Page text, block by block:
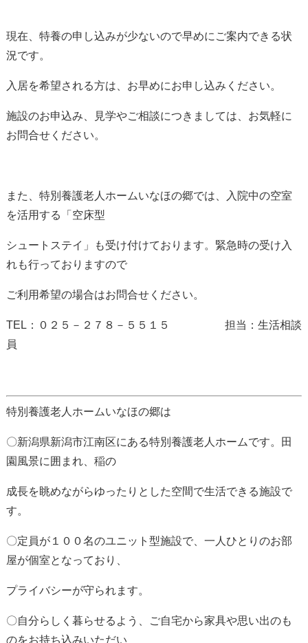
現在、特養の申し込みが少ないので早めにご案内できる状
況です。
入居を希望される方は、お早めにお申し込みください。
施設のお申込み、見学やご相談につきましては、お気軽に
お問合せください。
また、特別養護老人ホームいなほの郷では、入院中の空室
を活用する「空床型
シュートステイ」も受け付けております。緊急時の受け入
れも行っておりますので
ご利用希望の場合はお問合せください。
TEL：０２５－２７８－５５１５ 担当：生活相談
員
特別養護老人ホームいなほの郷は
〇新潟県新潟市江南区にある特別養護老人ホームです。田
園風景に囲まれ、稲の
成長を眺めながらゆったりとした空間で生活できる施設で
す。
〇定員が１００名のユニット型施設で、一人ひとりのお部
屋が個室となっており、
プライバシーが守られます。
〇自分らしく暮らせるよう、ご自宅から家具や思い出のも
のをお持ち込みいただい